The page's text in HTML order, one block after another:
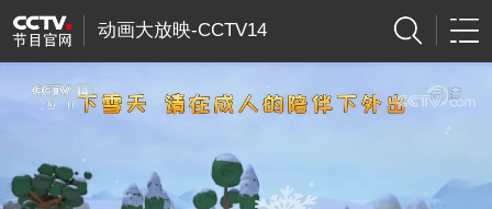
动画大放映-CCTV14